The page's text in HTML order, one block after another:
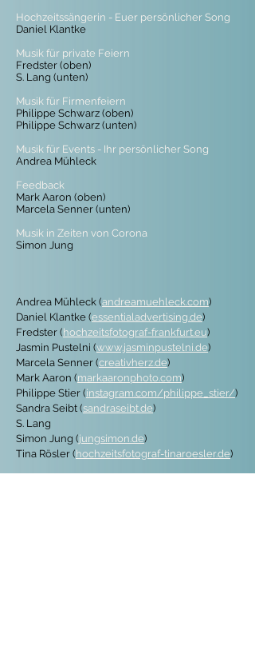
Hochzeitssängerin - Euer persönlicher Song
Daniel Klantke
Musik für private Feiern
Fredster (oben)
S. Lang (unten)
​Musik für Firmenfeiern
Philippe Schwarz (oben)
Philippe Schwarz (unten)
Musik für Events - Ihr persönlicher Song
Andrea Mühleck
Feedback
Mark Aaron (oben)
Marcela Senner (unten)
Musik in Zeiten von Corona
Simon Jung
Andrea Mühleck (andreamuehleck.com)
Daniel Klantke (essentialadvertising.de)
Fredster (hochzeitsfotograf-frankfurt.eu)
Jasmin Pustelni (www.jasminpustelni.de)
Marcela Senner (creativherz.de)
Mark Aaron (markaaronphoto.com)
Philippe Stier (instagram.com/philippe_stier/)
Sandra Seibt (sandraseibt.de)
S. Lang
Simon Jung (jungsimon.de)
Tina Rösler (hochzeitsfotograf-tinaroesler.de)